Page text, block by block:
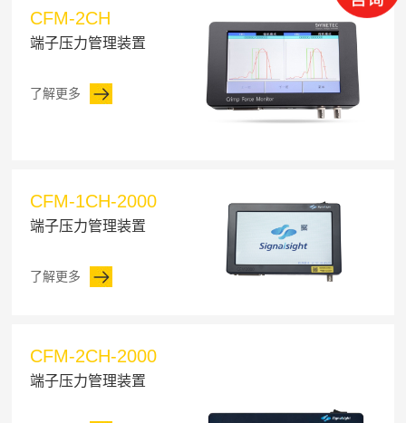
CFM-2CH
端子压力管理装置
了解更多
CFM-1CH-2000
端子压力管理装置
了解更多
CFM-2CH-2000
端子压力管理装置